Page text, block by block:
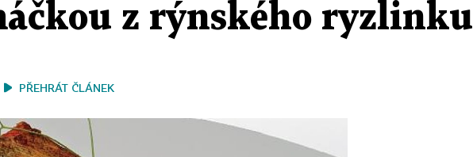
z rýnského ryzlinku
PŘEHRÁT ČLÁNEK